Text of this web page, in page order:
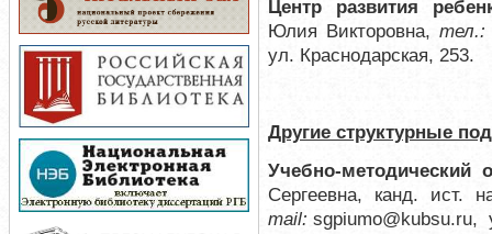
Центр развития
Юлия Викторовна,
ул. Краснодарская, 253.
Другие структурные
Учебно-методический
Сергеевна, канд. ист.
mail: sgpiumo@kubsu.ru,